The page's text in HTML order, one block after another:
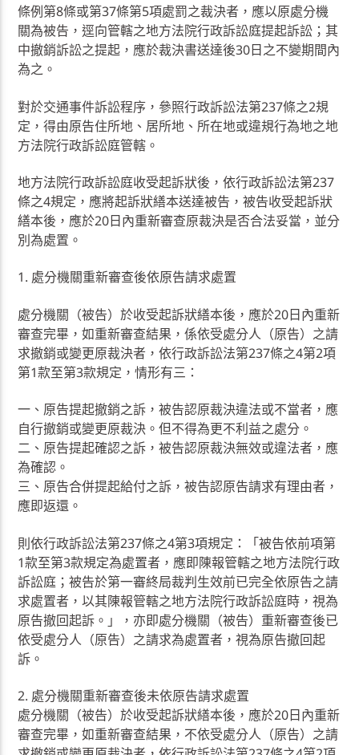
條例第8條或第37條第5項處罰之裁決者，應以原處分機
關為被告，逕向管轄之地方法院行政訴訟庭提起訴訟；其
中撤銷訴訟之提起，應於裁決書送達後30日之不變期間內
為之。
對於交通事件訴訟程序，參照行政訴訟法第237條之2規
定，得由原告住所地、居所地、所在地或違規行為地之地
方法院行政訴訟庭管轄。
地方法院行政訴訟庭收受起訴狀後，依行政訴訟法第237
條之4規定，應將起訴狀繕本送達被告，被告收受起訴狀
繕本後，應於20日內重新審查原裁決是否合法妥當，並分
別為處置。
1. 處分機關重新審查後依原告請求處置
處分機關（被告）於收受起訴狀繕本後，應於20日內重新
審查完畢，如重新審查結果，係依受處分人（原告）之請
求撤銷或變更原裁決者，依行政訴訟法第237條之4第2項
第1款至第3款規定，情形有三：
一、原告提起撤銷之訴，被告認原裁決違法或不當者，應
自行撤銷或變更原裁決。但不得為更不利益之處分。
二、原告提起確認之訴，被告認原裁決無效或違法者，應
為確認。
三、原告合併提起給付之訴，被告認原告請求有理由者，
應即返還。
則依行政訴訟法第237條之4第3項規定：「被告依前項第
1款至第3款規定為處置者，應即陳報管轄之地方法院行政
訴訟庭；被告於第一審終局裁判生效前已完全依原告之請
求處置者，以其陳報管轄之地方法院行政訴訟庭時，視為
原告撤回起訴。」，亦即處分機關（被告）重新審查後已
依受處分人（原告）之請求為處置者，視為原告撤回起
訴。
2. 處分機關重新審查後未依原告請求處置
處分機關（被告）於收受起訴狀繕本後，應於20日內重新
審查完畢，如重新審查結果，不依受處分人（原告）之請